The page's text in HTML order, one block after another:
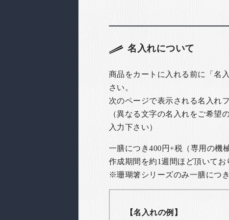
名入れについて
商品をカートに入れる前に「名
さい。
次のページで表示される名入れ
（異なる文字の名入れをご希望
入力下さい）
一膳につき400円+税（専用の機
作成期間を約1週間ほど頂いてお
※珊瑚箸シリーズのみ一膳につ
【名入れの例】